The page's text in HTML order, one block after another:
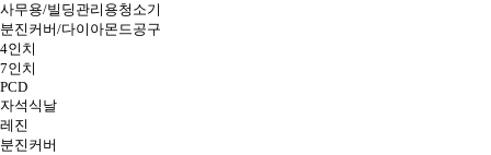
사무용/빌딩관리용청소기
분진커버/다이아몬드공구
4인치
7인치
PCD
자석식날
레진
분진커버